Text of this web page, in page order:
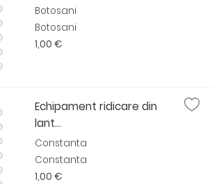
Botosani
Botosani
1,00 €
Echipament ridicare din
lant...
Constanta
Constanta
1,00 €